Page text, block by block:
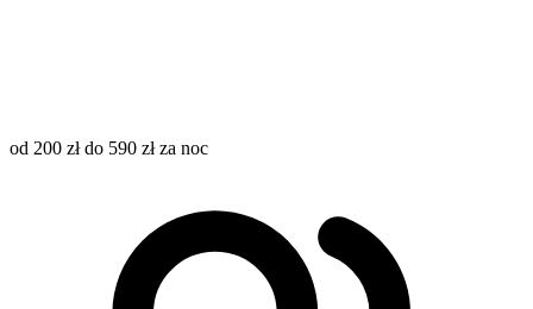
od 200 zł do 590 zł za noc